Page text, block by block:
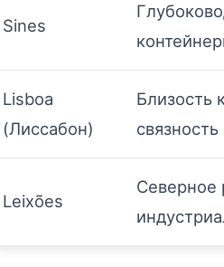
Sines
Lisboa
(Лиссабон)
Близость
связность
Leixões
Северное